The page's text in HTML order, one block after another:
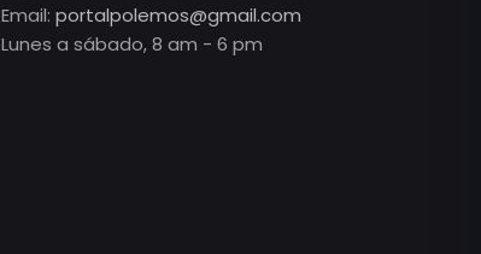
Email:portalpolemos@gmail.com
Lunes a sábado, 8 am - 6 pm